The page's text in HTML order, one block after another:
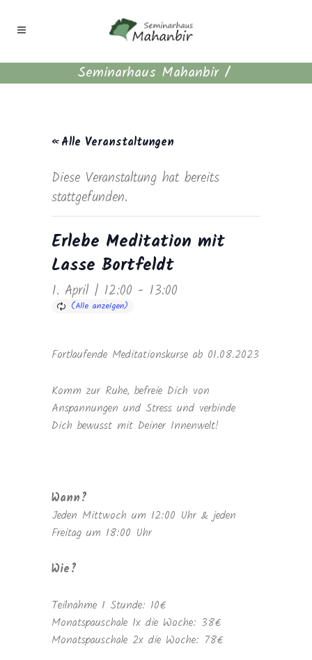
Seminarhaus Mahanbir/
« Alle Veranstaltungen
Diese Veranstaltung hat bereits
stattgefunden.
Erlebe Meditation mit
Lasse Bortfeldt
1. April | 12:00 - 13:00
Fortlaufende Meditationskurse ab 01.08.2023
Komm zur Ruhe, befreie Dich von
Anspannungen und Stress und verbinde
Dich bewusst mit Deiner Innenwelt!
Wann?
Jeden Mittwoch um 12:00 Uhr & jeden
Freitag um 18:00 Uhr
Wie?
Teilnahme 1 Stunde: 10€
Monatspauschale 1x die Woche: 38€
Monatspauschale 2x die Woche: 78€